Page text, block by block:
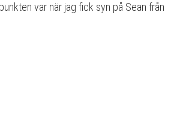
var när jag fick syn på Sean från